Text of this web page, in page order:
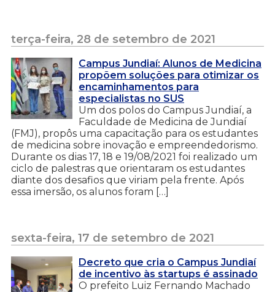
terça-feira, 28 de setembro de 2021
Campus Jundiaí: Alunos de Medicina
propõem soluções para otimizar os
encaminhamentos para
especialistas no SUS
Um dos polos do Campus Jundiaí, a
Faculdade de Medicina de Jundiaí
(FMJ), propôs uma capacitação para os estudantes
de medicina sobre inovação e empreendedorismo.
Durante os dias 17, 18 e 19/08/2021 foi realizado um
ciclo de palestras que orientaram os estudantes
diante dos desafios que viriam pela frente. Após
essa imersão, os alunos foram […]
sexta-feira, 17 de setembro de 2021
Decreto que cria o Campus Jundiaí
de incentivo às startups é assinado
O prefeito Luiz Fernando Machado